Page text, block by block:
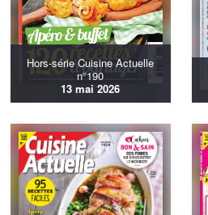
Hors-série Cuisine Actuelle
n°190
13 mai 2026